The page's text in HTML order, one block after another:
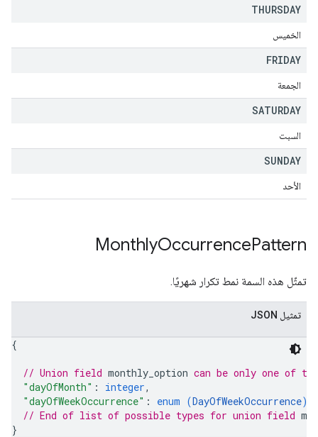
THURSDAY
الخميس
FRIDAY
الجمعة
SATURDAY
السبت
SUNDAY
الأحد
MonthlyOccurrencePattern
تمثّل هذه السمة نمط تكرار شهريًا.
تمثيل JSON
{
// Union field monthly_option can be only one of
"dayOfMonth" : integer,
"dayOfWeekOccurrence" : enum (DayOfWeekOccurrence)
// End of list of possible types for union field
}